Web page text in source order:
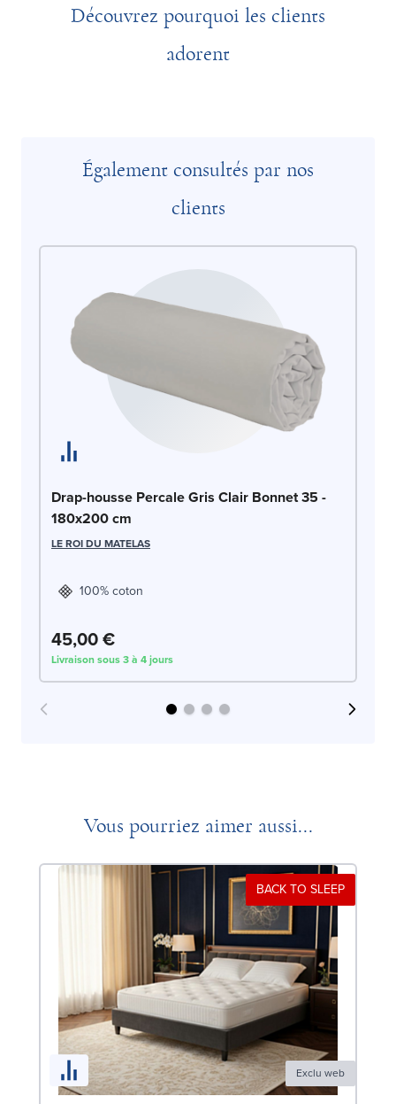
Découvrez pourquoi les clients
adorent
Également consultés par nos
clients
Drap-housse Percale Gris Clair Bonnet 35 -
180x200 cm
LE ROI DU MATELAS
100% coton
45,00 €
Livraison sous 3 à 4 jours
Vous pourriez aimer aussi...
BACK TO SLEEP
Exclu web